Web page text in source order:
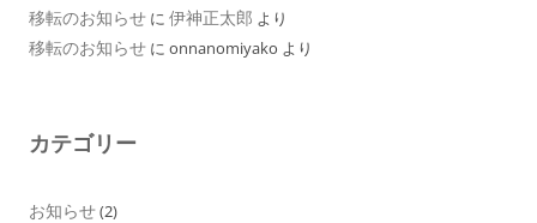
移転のお知らせ に 伊神正太郎 より
移転のお知らせ に onnanomiyako より
カテゴリー
お知らせ(2)